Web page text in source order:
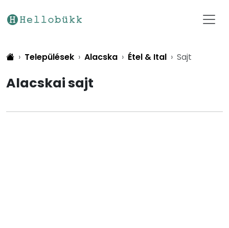
Települések Alacska Étel & Ital Sajt
Alacskai sajt